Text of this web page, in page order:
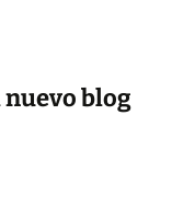
nuevo blog